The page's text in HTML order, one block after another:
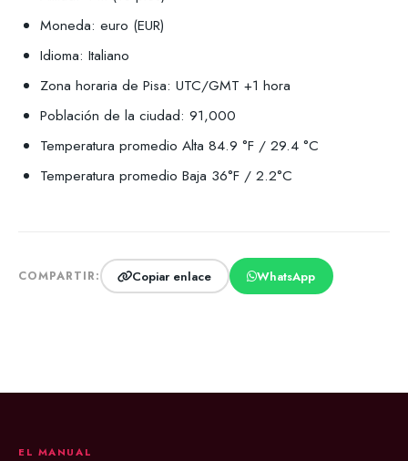
Moneda: euro (EUR)
Idioma: Italiano
Zona horaria de Pisa: UTC/GMT +1 hora
Población de la ciudad: 91,000
Temperatura promedio Alta 84.9 °F / 29.4 °C
Temperatura promedio Baja 36°F / 2.2°C
COMPARTIR: Copiar enlace WhatsApp
EL MANUAL